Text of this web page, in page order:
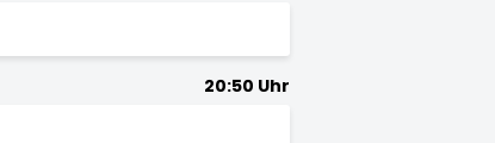
20:50 Uhr